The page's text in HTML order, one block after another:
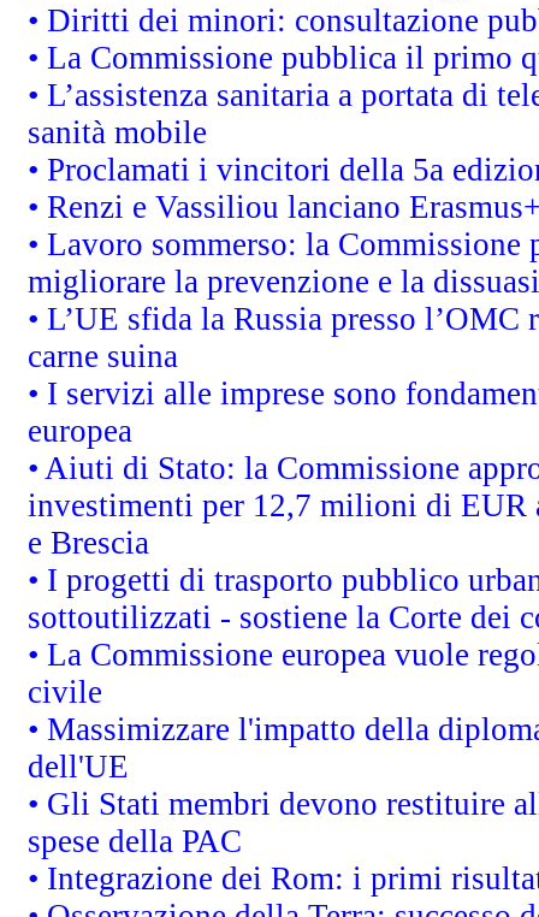
• Diritti dei minori: consultazione
• La Commissione pubblica il primo
• L’assistenza sanitaria a portata di
sanità mobile
• Proclamati i vincitori della 5a
• Renzi e Vassiliou lanciano
• Lavoro sommerso: la
migliorare la prevenzione e la
• L’UE sfida la Russia presso
carne suina
• I servizi alle imprese sono
europea
• Aiuti di Stato: la Commissione
investimenti per 12,7 milioni di EUR
e Brescia
• I progetti di trasporto pubblico
sottoutilizzati - sostiene la Corte dei
• La Commissione europea vuole
civile
• Massimizzare l'impatto della
dell'UE
• Gli Stati membri devono restituire
spese della PAC
• Integrazione dei Rom: i primi